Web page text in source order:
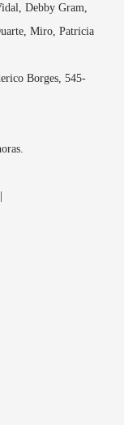
Debby Gram,
Miro, Patricia
Borges, 545-